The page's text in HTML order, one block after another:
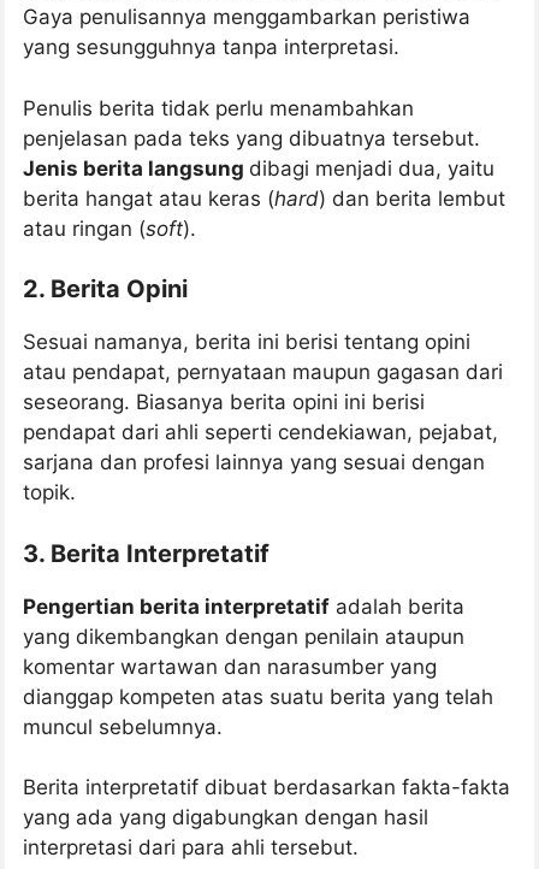
Gaya penulisannya menggambarkan peristiwa
yang sesungguhnya tanpa interpretasi.
Penulis berita tidak perlu menambahkan
penjelasan pada teks yang dibuatnya tersebut.
Jenis berita langsung dibagi menjadi dua, yaitu
berita hangat atau keras (hard) dan berita lembut
atau ringan (soft).
2. Berita Opini
Sesuai namanya, berita ini berisi tentang opini
atau pendapat, pernyataan maupun gagasan dari
seseorang. Biasanya berita opini ini berisi
pendapat dari ahli seperti cendekiawan, pejabat,
sarjana dan profesi lainnya yang sesuai dengan
topik.
3. Berita Interpretatif
Pengertian berita interpretatif adalah berita
yang dikembangkan dengan penilain ataupun
komentar wartawan dan narasumber yang
dianggap kompeten atas suatu berita yang telah
muncul sebelumnya.
Berita interpretatif dibuat berdasarkan fakta-fakta
yang ada yang digabungkan dengan hasil
interpretasi dari para ahli tersebut.